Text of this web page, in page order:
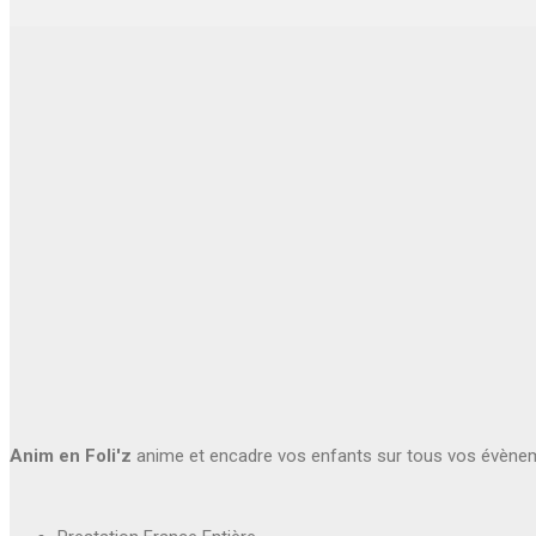
Anim en Foli'z anime et encadre vos enfants sur tous vos